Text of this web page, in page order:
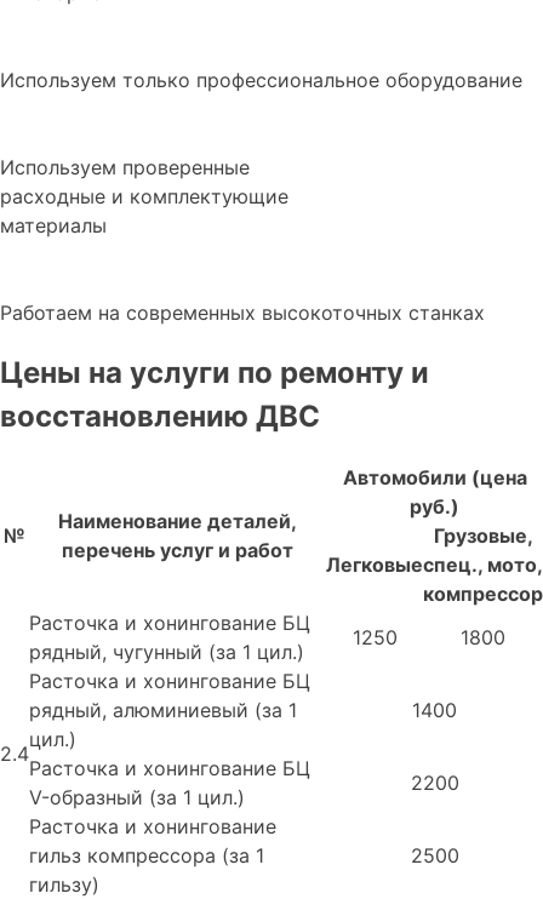
Используем только профессиональное оборудование
Используем проверенные
расходные и комплектующие
материалы
Работаем на современных высокоточных станках
Цены на услуги по ремонту и
восстановлению ДВС
№
Наименование деталей,
перечень услуг и работ
Автомобили (цена
руб.)
Легковые
Грузовые,
спец., мото,
компрессор
2.4
Расточка и хонингование БЦ
рядный, чугунный (за 1 цил.)
1250
1800
Расточка и хонингование БЦ
рядный, алюминиевый (за 1
цил.)
1400
Расточка и хонингование БЦ
V-образный (за 1 цил.)
2200
Расточка и хонингование
гильз компрессора (за 1
гильзу)
2500